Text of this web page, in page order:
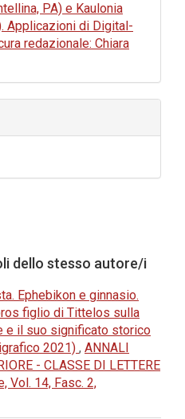
PA) e Kaulonia
Applicazioni di Digital-
redazionale: Chiara
dello stesso autore/i
Ephebikon e ginnasio.
figlio di Tittelos sulla
e il suo significato storico
2021) , ANNALI
- CLASSE DI LETTERE
Vol. 14, Fasc. 2,